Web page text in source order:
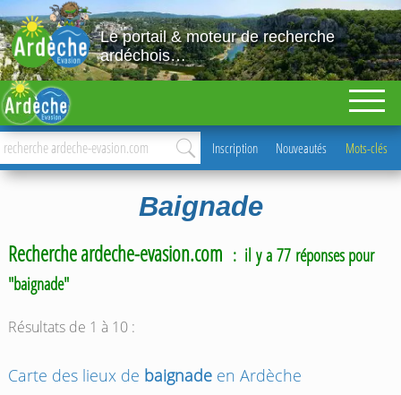
Le portail & moteur de recherche
ardéchois…
Inscription Nouveautés Mots-clés
Baignade
Recherche ardeche-evasion.com : il y a 77 réponses pour
"baignade"
Résultats de 1 à 10 :
Carte des lieux de baignadeen Ardèche